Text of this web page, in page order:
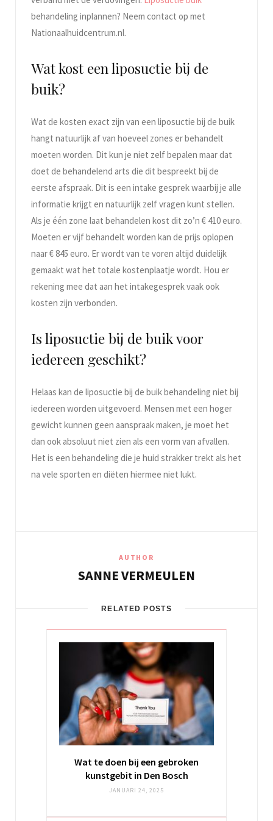
behandeling inplannen? Neem contact op met
Nationaalhuidcentrum.nl.
Wat kost een liposuctie bij de
buik?
Wat de kosten exact zijn van een liposuctie bij de buik
hangt natuurlijk af van hoeveel zones er behandelt
moeten worden. Dit kun je niet zelf bepalen maar dat
doet de behandelend arts die dit bespreekt bij de
eerste afspraak. Dit is een intake gesprek waarbij je alle
informatie krijgt en natuurlijk zelf vragen kunt stellen.
Als je één zone laat behandelen kost dit zo’n € 410 euro.
Moeten er vijf behandelt worden kan de prijs oplopen
naar € 845 euro. Er wordt van te voren altijd duidelijk
gemaakt wat het totale kostenplaatje wordt. Hou er
rekening mee dat aan het intakegesprek vaak ook
kosten zijn verbonden.
Is liposuctie bij de buik voor
iedereen geschikt?
Helaas kan de liposuctie bij de buik behandeling niet bij
iedereen worden uitgevoerd. Mensen met een hoger
gewicht kunnen geen aanspraak maken, je moet het
dan ook absoluut niet zien als een vorm van afvallen.
Het is een behandeling die je huid strakker trekt als het
na vele sporten en diëten hiermee niet lukt.
AUTHOR
SANNE VERMEULEN
RELATED POSTS
Wat te doen bij een gebroken
kunstgebit in Den Bosch
JANUARI 24, 2025